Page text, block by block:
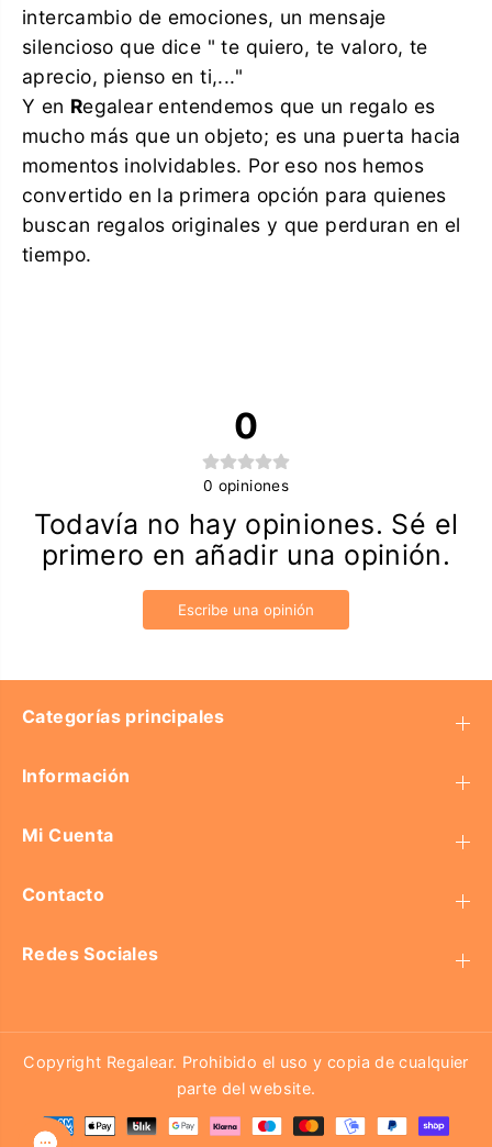
intercambio de emociones, un mensaje
silencioso que dice " te quiero, te valoro, te
aprecio, pienso en ti,..."
Y en Regalear entendemos que un regalo es
mucho más que un objeto; es una puerta hacia
momentos inolvidables. Por eso nos hemos
convertido en la primera opción para quienes
buscan regalos originales y que perduran en el
tiempo.
0
0 opiniones
Todavía no hay opiniones. Sé el
primero en añadir una opinión.
Escribe una opinión
Categorías principales
Información
Mi Cuenta
Contacto
Redes Sociales
Copyright Regalear. Prohibido el uso y copia de cualquier
parte del website.